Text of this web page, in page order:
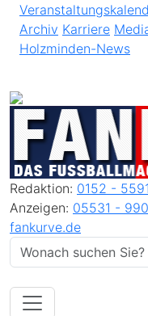
Archiv Karriere
Holzminden-News
Redaktion: 0152 -
Anzeigen: 05531 -
fankurve.de